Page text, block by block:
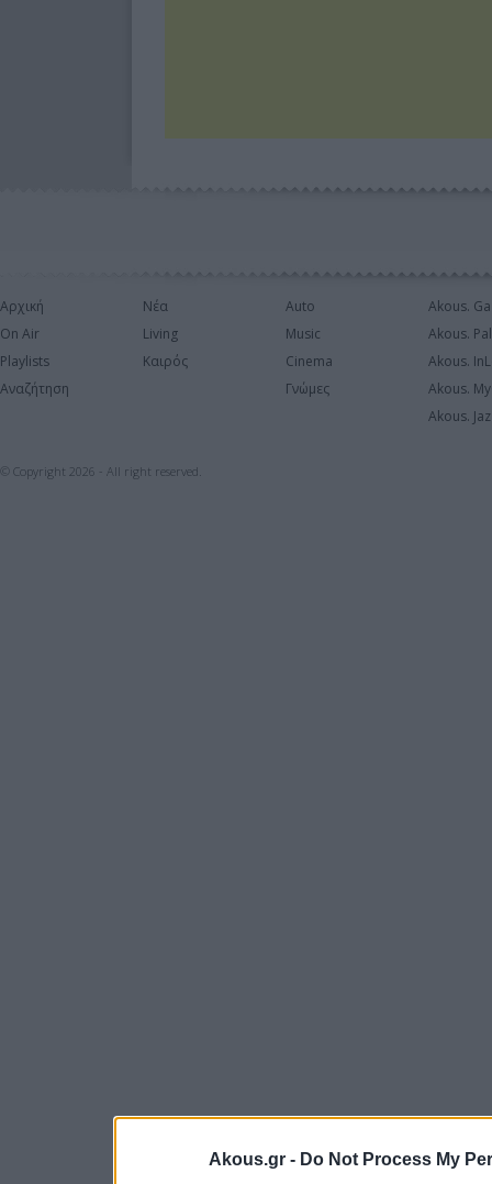
Akous.gr - Do Not Process My
Αρχική
On Air
Playlists
Αναζήτηση
Νέα
Living
Καιρός
Auto
Music
Cinema
Γνώμες
Akous.
Akous.
Akous.
Akous.
Akous.
© Copyright 2026 - All right reserved.